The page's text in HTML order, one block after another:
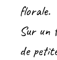
florale.
Sur un
de